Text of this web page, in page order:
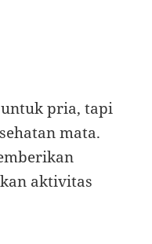
untuk pria, tapi
mata.
aktivitas